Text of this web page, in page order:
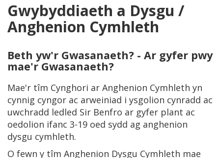
Gwybyddiaeth a Dysgu /
Anghenion Cymhleth
Beth yw'r Gwasanaeth? - Ar gyfer pwy
mae'r Gwasanaeth?
Mae'r tîm Cynghori ar Anghenion Cymhleth yn
cynnig cyngor ac arweiniad i ysgolion cynradd ac
uwchradd ledled Sir Benfro ar gyfer plant ac
oedolion ifanc 3-19 oed sydd ag anghenion
dysgu cymhleth.
O fewn y tîm Anghenion Dysgu Cymhleth mae